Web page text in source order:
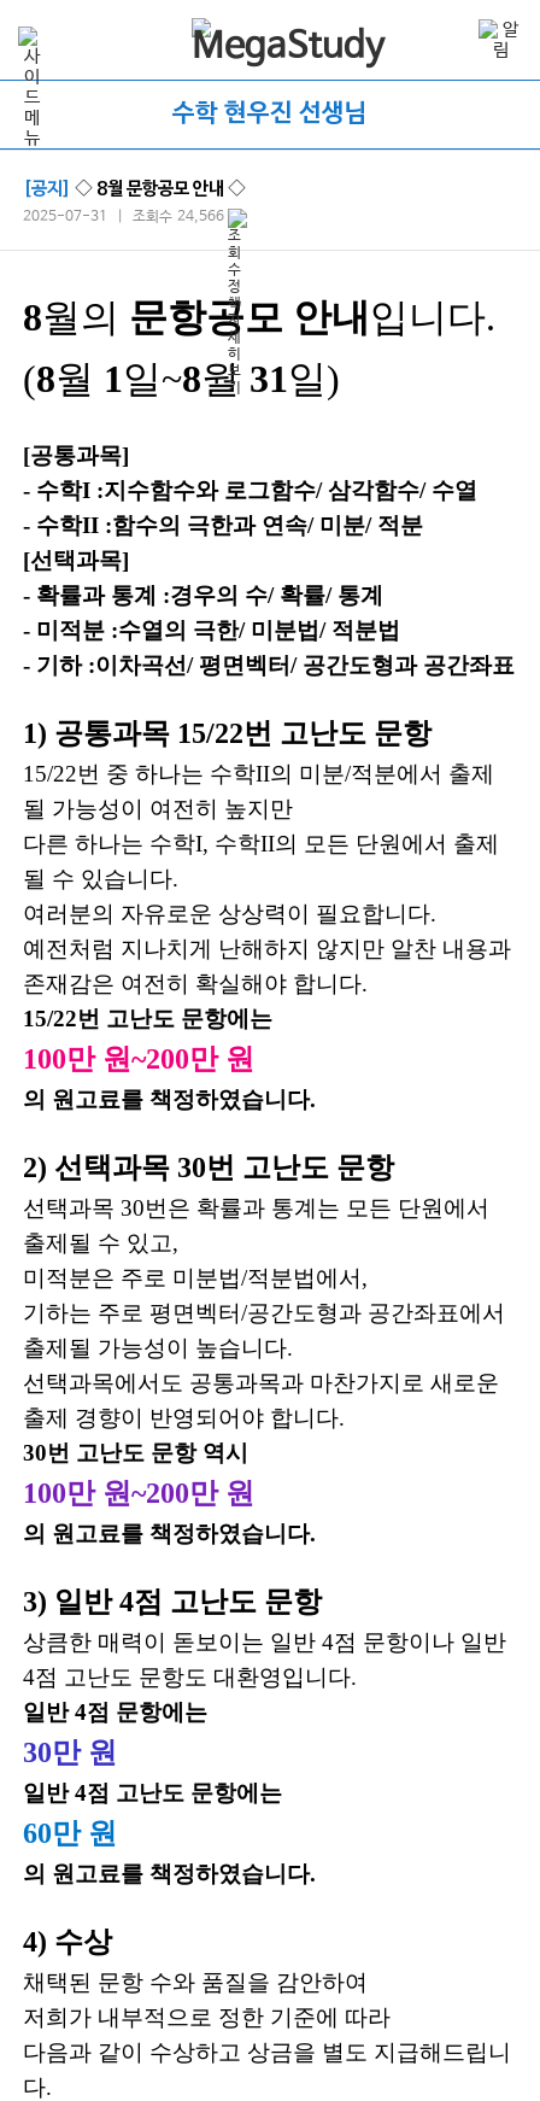
수학 현우진 선생님
[공지] ◇ 8월 문항공모 안내 ◇
2025-07-31 | 조회수 24,566
8월의 문항공모 안내입니다.
(8월 1일~8월 31일)
[공통과목]
- 수학I :지수함수와 로그함수/ 삼각함수/ 수열
- 수학II :함수의 극한과 연속/ 미분/ 적분
[선택과목]
- 확률과 통계 :경우의 수/ 확률/ 통계
- 미적분 :수열의 극한/ 미분법/ 적분법
- 기하 :이차곡선/ 평면벡터/ 공간도형과 공간좌표
1) 공통과목 15/22번 고난도 문항
15/22번 중 하나는 수학II의 미분/적분에서 출제
될 가능성이 여전히 높지만
다른 하나는 수학I, 수학II의 모든 단원에서 출제
될 수 있습니다.
여러분의 자유로운 상상력이 필요합니다.
예전처럼 지나치게 난해하지 않지만 알찬 내용과
존재감은 여전히 확실해야 합니다.
15/22번 고난도 문항에는
100만 원~200만 원
의 원고료를 책정하였습니다.
2) 선택과목 30번 고난도 문항
선택과목 30번은 확률과 통계는 모든 단원에서
출제될 수 있고,
미적분은 주로 미분법/적분법에서,
기하는 주로 평면벡터/공간도형과 공간좌표에서
출제될 가능성이 높습니다.
선택과목에서도 공통과목과 마찬가지로 새로운
출제 경향이 반영되어야 합니다.
30번 고난도 문항 역시
100만 원~200만 원
의 원고료를 책정하였습니다.
3) 일반 4점 고난도 문항
상큼한 매력이 돋보이는 일반 4점 문항이나 일반
4점 고난도 문항도 대환영입니다.
일반 4점 문항에는
30만 원
일반 4점 고난도 문항에는
60만 원
의 원고료를 책정하였습니다.
4) 수상
채택된 문항 수와 품질을 감안하여
저희가 내부적으로 정한 기준에 따라
다음과 같이 수상하고 상금을 별도 지급해드립니
다.